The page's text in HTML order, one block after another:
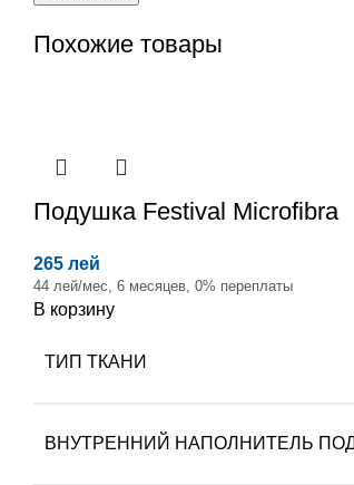
Похожие товары
Подушка Festival Microfibra
265 лей
44 лей/мес, 6 месяцев, 0% переплаты
В корзину
ТИП ТКАНИ
ВНУТРЕННИЙ НАПОЛНИТЕЛЬ